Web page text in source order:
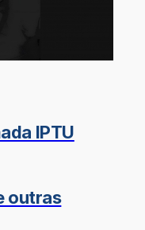
IPTU
outras